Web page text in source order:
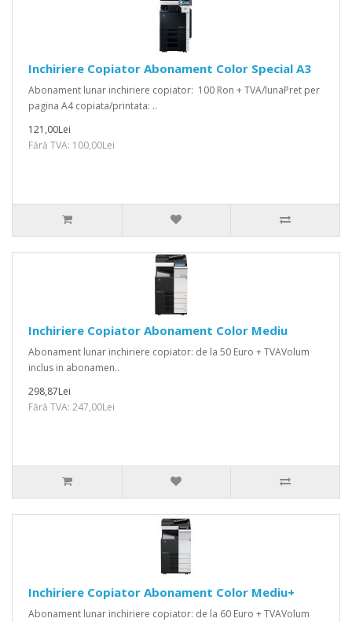
Inchiriere Copiator Abonament Color Special A3
Abonament lunar inchiriere copiator: 100 Ron + TVA/lunaPret per
pagina A4 copiata/printata: ..
121,00Lei
Fără TVA: 100,00Lei
Inchiriere Copiator Abonament Color Mediu
Abonament lunar inchiriere copiator: de la 50 Euro + TVAVolum
inclus in abonamen..
298,87Lei
Fără TVA: 247,00Lei
Inchiriere Copiator Abonament Color Mediu+
Abonament lunar inchiriere copiator: de la 60 Euro + TVAVolum